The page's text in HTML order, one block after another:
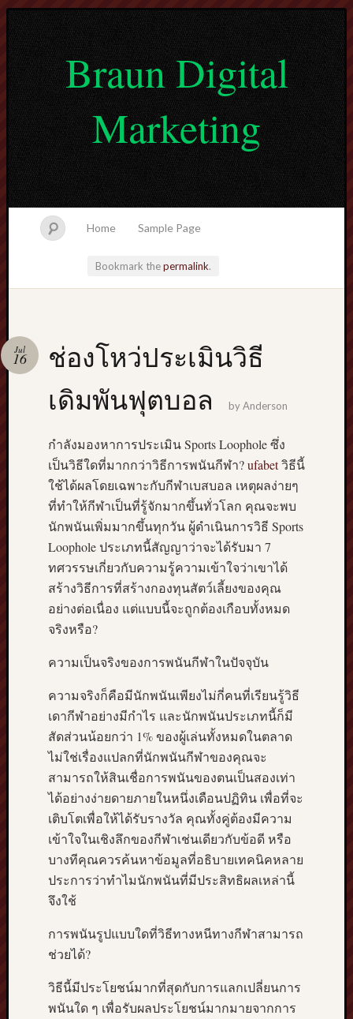
Braun Digital
Marketing
Home Sample Page
Bookmark thepermalink.
ช่องโหว่ประเมินวิธี
เดิมพันฟุตบอล
Jul
16
byAnderson
กำลังมองหาการประเมิน Sports Loophole ซึ่ง
เป็นวิธีใดที่มากกว่าวิธีการพนันกีฬา?ufabetวิธีนี้
ใช้ได้ผลโดยเฉพาะกับกีฬาเบสบอล เหตุผลง่ายๆ
ที่ทำให้กีฬาเป็นที่รู้จักมากขึ้นทั่วโลก คุณจะพบ
นักพนันเพิ่มมากขึ้นทุกวัน ผู้ดำเนินการวิธี Sports
Loophole ประเภทนี้สัญญาว่าจะได้รับมา 7
ทศวรรษเกี่ยวกับความรู้ความเข้าใจว่าเขาได้
สร้างวิธีการที่สร้างกองทุนสัตว์เลี้ยงของคุณ
อย่างต่อเนื่อง แต่แบบนี้จะถูกต้องเกือบทั้งหมด
จริงหรือ?
ความเป็นจริงของการพนันกีฬาในปัจจุบัน
ความจริงก็คือมีนักพนันเพียงไม่กี่คนที่เรียนรู้วิธี
เดากีฬาอย่างมีกำไร และนักพนันประเภทนี้ก็มี
สัดส่วนน้อยกว่า 1% ของผู้เล่นทั้งหมดในตลาด
ไม่ใช่เรื่องแปลกที่นักพนันกีฬาของคุณจะ
สามารถให้สินเชื่อการพนันของตนเป็นสองเท่า
ได้อย่างง่ายดายภายในหนึ่งเดือนปฏิทิน เพื่อที่จะ
เติบโตเพื่อให้ได้รับรางวัล คุณทั้งคู่ต้องมีความ
เข้าใจในเชิงลึกของกีฬาเช่นเดียวกับข้อดี หรือ
บางทีคุณควรค้นหาข้อมูลที่อธิบายเทคนิคหลาย
ประการว่าทำไมนักพนันที่มีประสิทธิผลเหล่านี้
จึงใช้
การพนันรูปแบบใดที่วิธีทางหนีทางกีฬาสามารถ
ช่วยได้?
วิธีนี้มีประโยชน์มากที่สุดกับการแลกเปลี่ยนการ
พนันใด ๆ เพื่อรับผลประโยชน์มากมายจากการ